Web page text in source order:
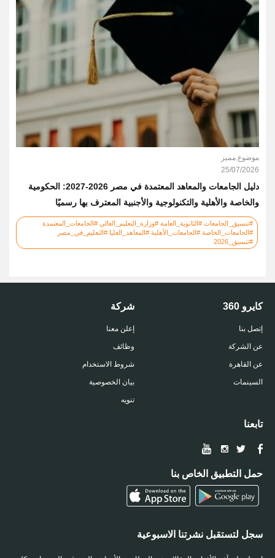
موضوع مميز
25/07/2026
دليل الجامعات والمعاهد المعتمدة في مصر 2026-2027: الحكومية
والخاصة والأهلية والتكنولوجية والأجنبية المعترف بها رسميًا
#تنسيق_الجامعات #الثانوية_العامة #وزارة_التعليم_العالي #الجامعات_المعتمدة
#الجامعات_الخاصة #الجامعات_الأهلية #المعاهد_العليا #التعليم_في_مصر
#تنسيق_2026
كايرو 360
إتصل بنا
عن الشركة
عن القاهرة
السينمات
شركة
إعلن معنا
وظائف
شروط الاستخدام
بيان الخصوصية
تنويه
تابعنا
حمل التطبيق الخاص بنا
سجل لتستقبل نشرتنا الاسبوعية